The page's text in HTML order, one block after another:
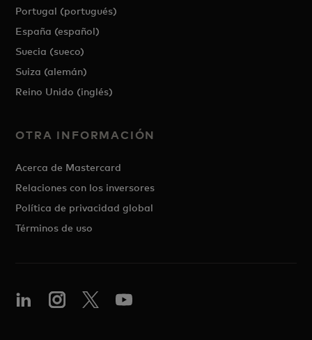
Portugal (portugués)
España (español)
Suecia (sueco)
Suiza (alemán)
Reino Unido (inglés)
OTRA INFORMACIÓN
Acerca de Mastercard
Relaciones con los inversores
Política de privacidad global
Términos de uso